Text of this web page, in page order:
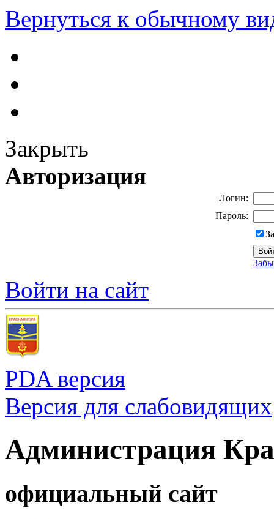
Вернуться к обычному
Закрыть
Авторизация
Логин:
Пароль:
Войти на сайт
PDA версия
Версия для слабовидящих
Администрация
официальный сайт